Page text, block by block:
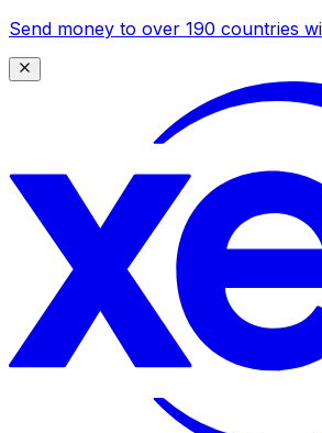
Send money to over 190 countries